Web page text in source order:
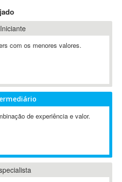
Iniciante
com os menores valores.
de experiência e valor.